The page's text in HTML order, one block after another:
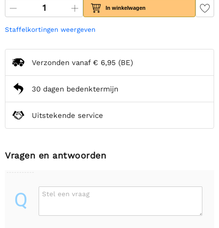
In winkelwagen
Staffelkortingen weergeven
Verzonden vanaf € 6,95 (BE)
30 dagen bedenktermijn
Uitstekende service
Vragen en antwoorden
Q Stel een vraag